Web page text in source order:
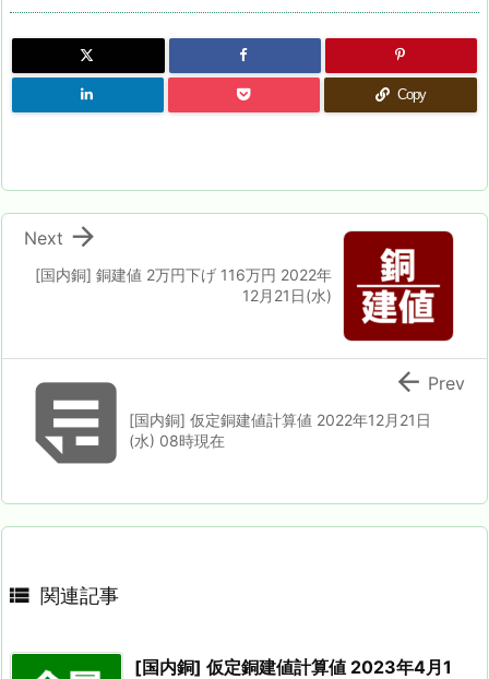
Copy
[国内銅] 銅建値 2万円下げ 116万円 2022年
12月21日(水)

Next
[国内銅] 仮定銅建値計算値 2022年12月21日
(水) 08時現在
 Prev
 関連記事
[国内銅] 仮定銅建値計算値 2023年4月1